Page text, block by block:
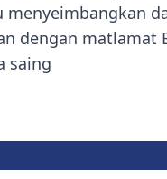
menyeimbangkan
dengan matlamat
saing